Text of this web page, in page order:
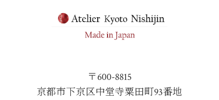
〒600-8815
京都市下京区中堂寺粟田町93番地